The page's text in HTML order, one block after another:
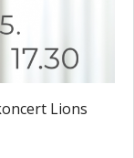
Lions